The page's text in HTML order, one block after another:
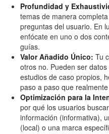
Profundidad y
temas de manera
preguntas del usuario. En
enfócate en uno o dos
guías.
Valor Añadido Único: Tu
otros no. Pueden ser
estudios de caso propios,
paso a paso que
Optimización para la
por qué los usuarios
información (informativa),
(local) o una marca